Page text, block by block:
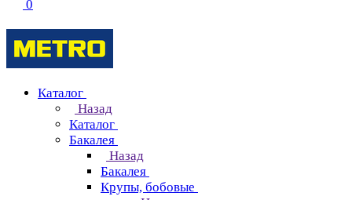
0
Каталог
Назад
Каталог
Бакалея
Назад
Бакалея
Крупы, бобовые